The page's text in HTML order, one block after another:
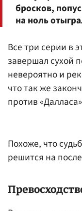
бросков,
на ноль
Все три серии в
завершал сухой
невероятно и
что так же
против
Похоже, что
решится на